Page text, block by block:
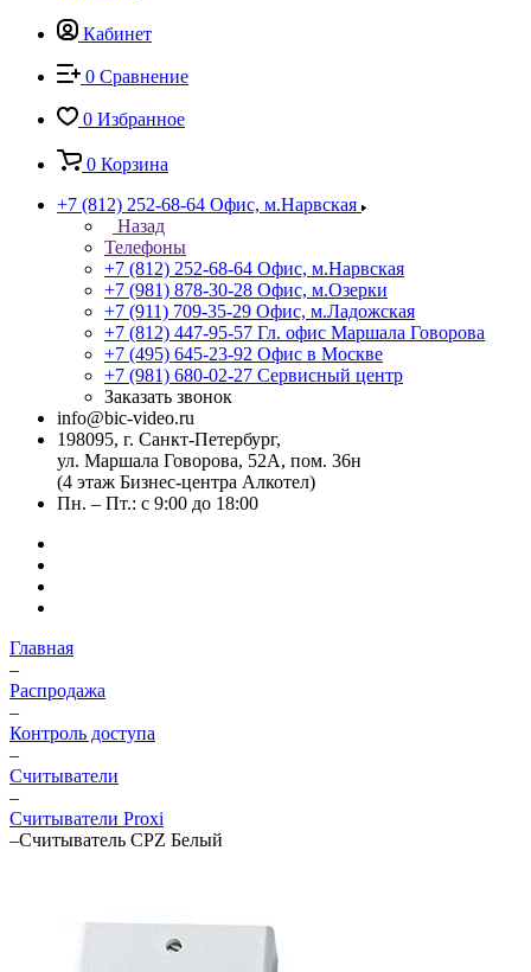
Кабинет
0 Сравнение
0 Избранное
0 Корзина
+7 (812) 252-68-64 Офис, м.Нарвская
Назад
Телефоны
+7 (812) 252-68-64 Офис, м.Нарвская
+7 (981) 878-30-28 Офис, м.Озерки
+7 (911) 709-35-29 Офис, м.Ладожская
+7 (812) 447-95-57 Гл. офис Маршала Говорова
+7 (495) 645-23-92 Офис в Москве
+7 (981) 680-02-27 Сервисный центр
Заказать звонок
info@bic-video.ru
198095, г. Санкт-Петербург,
ул. Маршала Говорова, 52А, пом. 36н
(4 этаж Бизнес-центра Алкотел)
Пн. – Пт.: с 9:00 до 18:00
Главная
–
Распродажа
–
Контроль доступа
–
Считыватели
–
Считыватели Proxi
–Считыватель CPZ Белый